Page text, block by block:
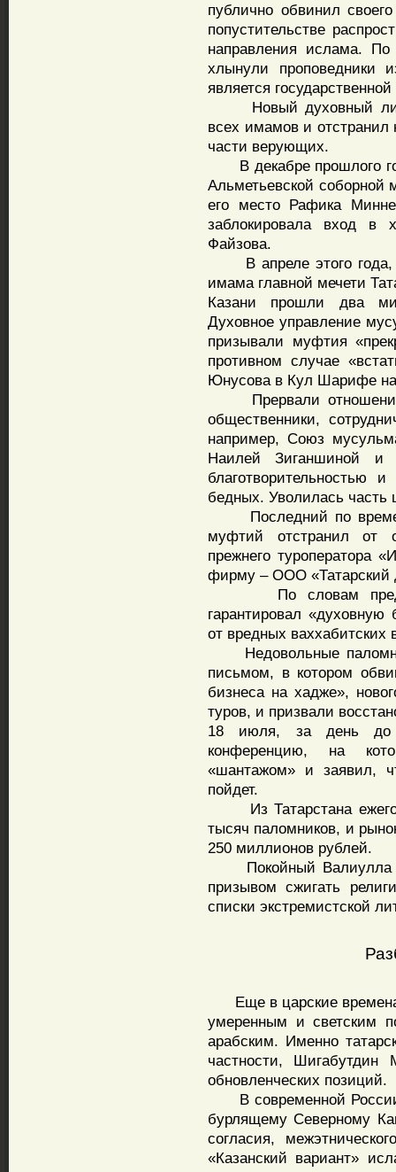
публично обвинил
попустительстве
направления ислама.
хлынули проповедники
является
Новый духовный
всех имамов и отстранил
части верующих.
В декабре прошлого
Альметьевской соборной
его место Рафика
заблокировала вход в
Файзова.
В апреле этого года,
имама главной мечети
Казани прошли два
Духовное управление
призывали муфтия
противном случае
Юнусова в Кул Шарифе на
Прервали отношения
общественники,
например, Союз
Наилей Зиганшиной и
благотворительностью
бедных. Уволилась часть
Последний по
муфтий отстранил от
прежнего туроператора
фирму – ООО «Татарский
По словам
гарантировал «духовную
от вредных ваххабитских
Недовольные
письмом, в котором
бизнеса на хадже»,
туров, и призвали
18 июля, за день до
конференцию, на
«шантажом» и заявил,
пойдет.
Из Татарстана
тысяч паломников, и
250 миллионов рублей.
Покойный Валиулла
призывом сжигать
списки экстремистской
Еще в царские времена
умеренным и светским
арабским. Именно
частности,
обновленческих позиций.
В современной России
бурлящему Северному
согласия,
«Казанский вариант»